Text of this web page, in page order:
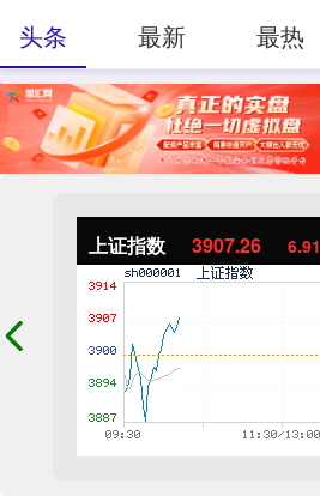
上证指数 3907.26 6.91
头条 最新 最热